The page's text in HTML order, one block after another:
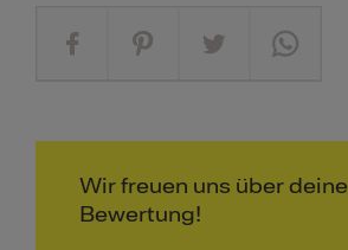
Wir freuen uns über deine
Bewertung!